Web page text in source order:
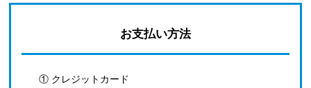
お支払い方法
① クレジットカード